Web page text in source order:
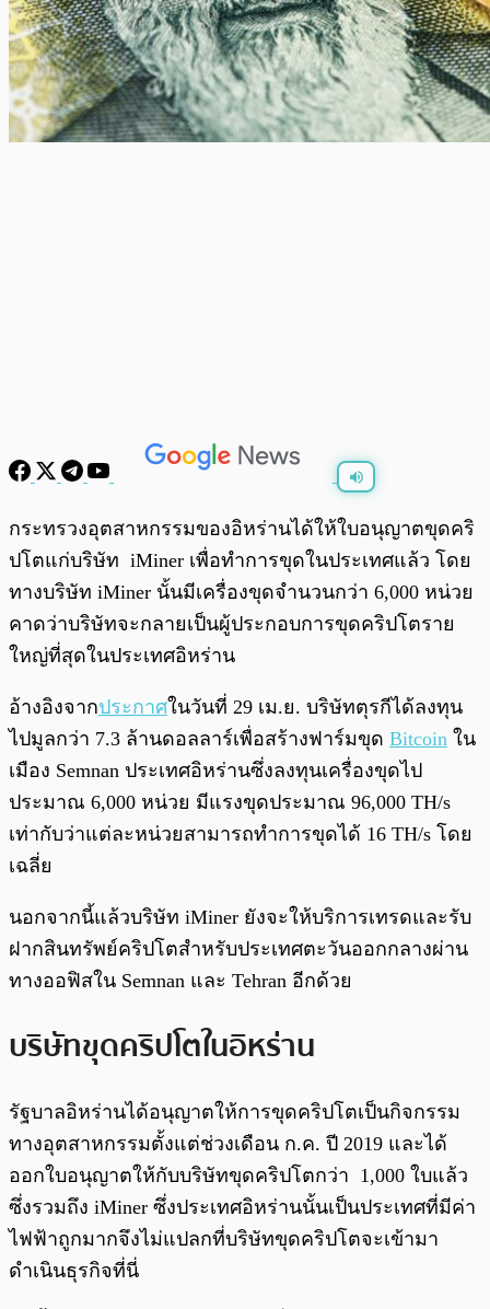
กระทรวงอุตสาหกรรมของอิหร่านได้ให้ใบอนุญาตขุดคริ
ปโตแก่บริษัท iMiner เพื่อทำการขุดในประเทศแล้ว โดย
ทางบริษัท iMiner นั้นมีเครื่องขุดจำนวนกว่า 6,000 หน่วย
คาดว่าบริษัทจะกลายเป็นผู้ประกอบการขุดคริปโตราย
ใหญ่ที่สุดในประเทศอิหร่าน
อ้างอิงจากประกาศในวันที่ 29 เม.ย. บริษัทตุรกีได้ลงทุน
ไปมูลกว่า 7.3 ล้านดอลลาร์เพื่อสร้างฟาร์มขุด Bitcoin ใน
เมือง Semnan ประเทศอิหร่านซึ่งลงทุนเครื่องขุดไป
ประมาณ 6,000 หน่วย มีแรงขุดประมาณ 96,000 TH/s
เท่ากับว่าแต่ละหน่วยสามารถทำการขุดได้ 16 TH/s โดย
เฉลี่ย
นอกจากนี้แล้วบริษัท iMiner ยังจะให้บริการเทรดและรับ
ฝากสินทรัพย์คริปโตสำหรับประเทศตะวันออกกลางผ่าน
ทางออฟิสใน Semnan และ Tehran อีกด้วย
บริษัทขุดคริปโตในอิหร่าน
รัฐบาลอิหร่านได้อนุญาตให้การขุดคริปโตเป็นกิจกรรม
ทางอุตสาหกรรมตั้งแต่ช่วงเดือน ก.ค. ปี 2019 และได้
ออกใบอนุญาตให้กับบริษัทขุดคริปโตกว่า 1,000 ใบแล้ว
ซึ่งรวมถึง iMiner ซึ่งประเทศอิหร่านนั้นเป็นประเทศที่มีค่า
ไฟฟ้าถูกมากจึงไม่แปลกที่บริษัทขุดคริปโตจะเข้ามา
ดำเนินธุรกิจที่นี่